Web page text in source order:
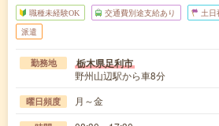
職種未経験OK 交通費別途支給あり 土日
派遣
勤務地 栃木県足利市
野州山辺駅から車8分
曜日頻度 月～金